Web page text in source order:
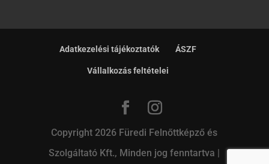
Adatkezelési tájékoztatók ÁSZF
Vállalkozás feltételei
Copyright 2026 Füredi Felnőttképző és
Szolgáltató Kft., Minden jog fenntartva |